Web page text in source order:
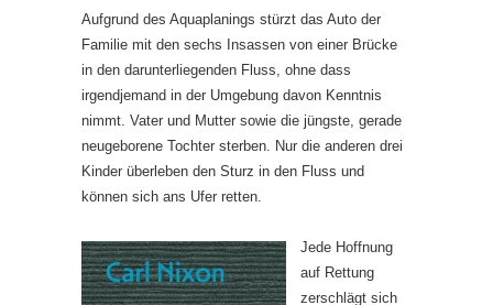
Aufgrund des Aquaplanings stürzt das Auto der
Familie mit den sechs Insassen von einer Brücke
in den darunterliegenden Fluss, ohne dass
irgendjemand in der Umgebung davon Kenntnis
nimmt. Vater und Mutter sowie die jüngste, gerade
neugeborene Tochter sterben. Nur die anderen drei
Kinder überleben den Sturz in den Fluss und
können sich ans Ufer retten.
Jede Hoffnung
auf Rettung
zerschlägt sich